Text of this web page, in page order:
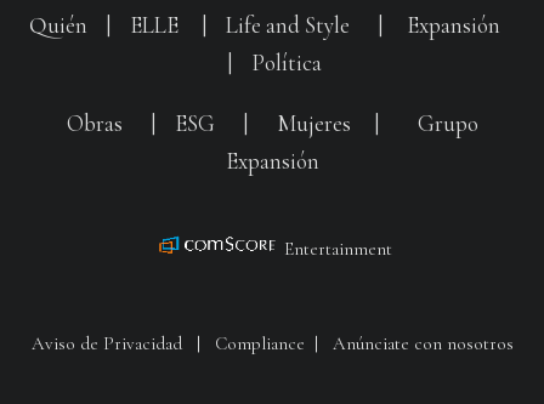
Quién ELLE Life and Style
Expansión
Política
Obras ESG Mujeres
Grupo
Expansión
Entertainment
Aviso de Privacidad| Compliance Anúnciate con nosotros